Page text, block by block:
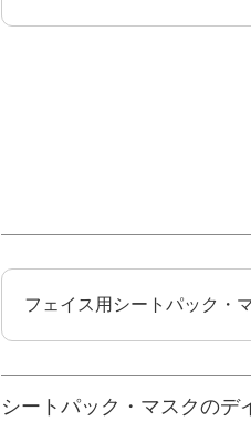
フェイス用シートパック・
シートパック・マスクのデ